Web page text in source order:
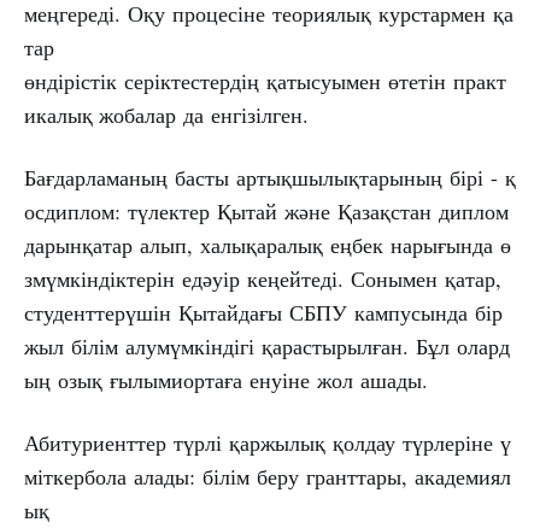
меңгереді. Оқу процесіне теориялық курстармен қа
тар
өндірістік серіктестердің қатысуымен өтетін практ
икалық жобалар да енгізілген.
Бағдарламаның басты артықшылықтарының бірі - қ
осдиплом: түлектер Қытай және Қазақстан диплом
дарынқатар алып, халықаралық еңбек нарығында ө
змүмкіндіктерін едәуір кеңейтеді. Сонымен қатар,
студенттерүшін Қытайдағы СБПУ кампусында бір
жыл білім алумүмкіндігі қарастырылған. Бұл олард
ың озық ғылымиортаға енуіне жол ашады.
Абитуриенттер түрлі қаржылық қолдау түрлеріне ү
міткербола алады: білім беру гранттары, академиял
ық